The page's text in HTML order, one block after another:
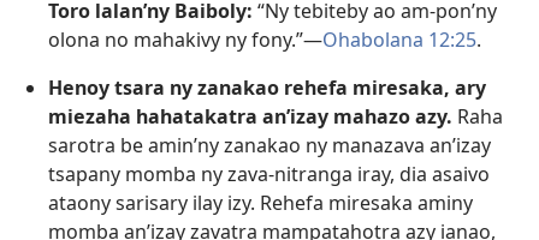
Toro lalan’ny Baiboly: “Ny tebiteby ao am-pon’ny
olona no mahakivy ny fony.”—Ohabolana 12:25.
Henoy tsara ny zanakao rehefa miresaka, ary
miezaha hahatakatra an’izay mahazo azy. Raha
sarotra be amin’ny zanakao ny manazava an’izay
tsapany momba ny zava-nitranga iray, dia asaivo
ataony sarisary ilay izy. Rehefa miresaka aminy
momba an’izay zavatra mampatahotra azy ianao,